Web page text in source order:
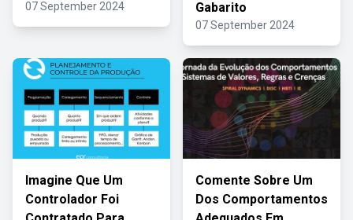
07 September 2024
Gabarito
07 September 2024
Imagine Que Um
Controlador Foi
Comente Sobre Um
Dos Comportamentos